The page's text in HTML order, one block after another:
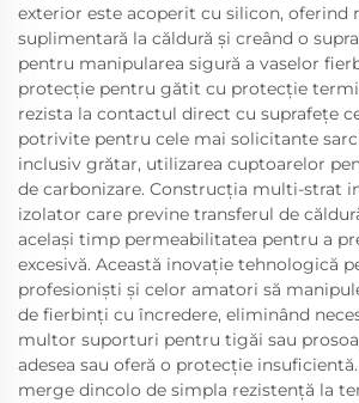
exterior este acoperit cu silicon, oferind
suplimentară la căldură și creând o
pentru manipularea sigură a vaselor
protecție pentru gătit cu protecție
rezista la contactul direct cu suprafețe
potrivite pentru cele mai solicitante
inclusiv grătar, utilizarea cuptoarelor
de carbonizare. Construcția multi-strat
izolator care previne transferul de
același timp permeabilitatea pentru a
excesivă. Această inovație tehnologică
profesioniști și celor amatori să
de fierbinți cu încredere, eliminând
multor suporturi pentru tigăi sau
adesea sau oferă o protecție
merge dincolo de simpla rezistență la